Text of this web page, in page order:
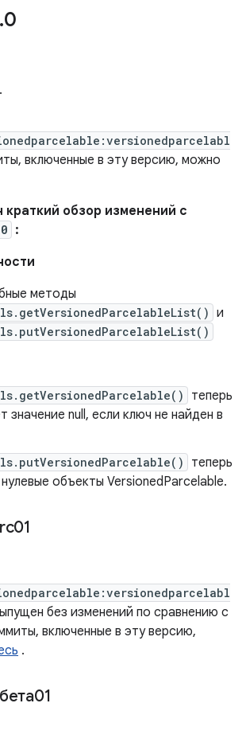
.0
включенные в эту версию, можно
обзор изменений с
:
методы
и
теперь
значение null, если ключ не найден в
теперь
объекты VersionedParcelable.
без изменений по сравнению с
включенные в эту версию,
.